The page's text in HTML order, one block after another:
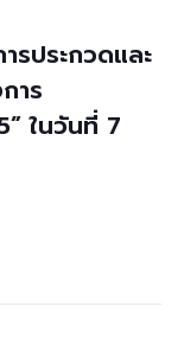
รประกวดและ
าร
ในวันที่ 7